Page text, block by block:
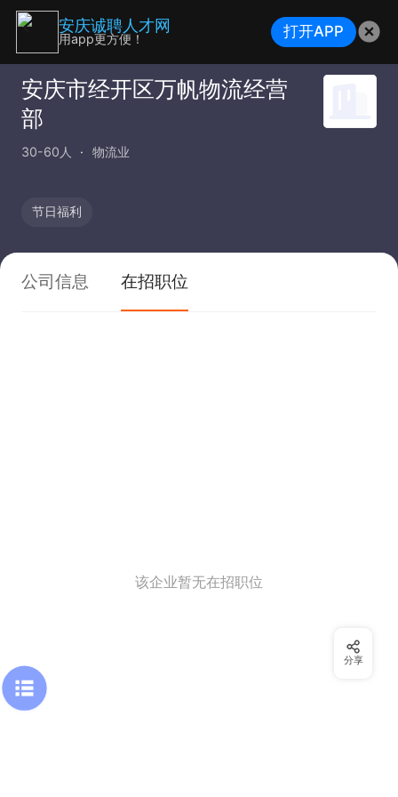
安庆市经开区万帆物流经营
部
30-60人 物流业
节日福利
公司信息 在招职位
该企业暂无在招职位
分享
安庆诚聘人才网
用app更方便！ 打开APP